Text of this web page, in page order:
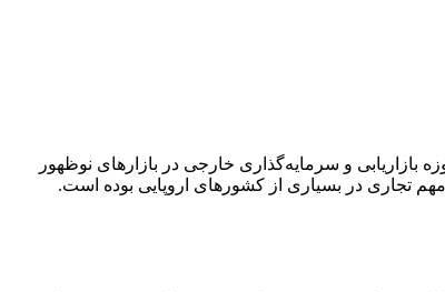
و سرمایه‌گذاری خارجی در بازارهای نوظهور
تجاری در بسیاری از کشور‌های اروپایی بوده است.